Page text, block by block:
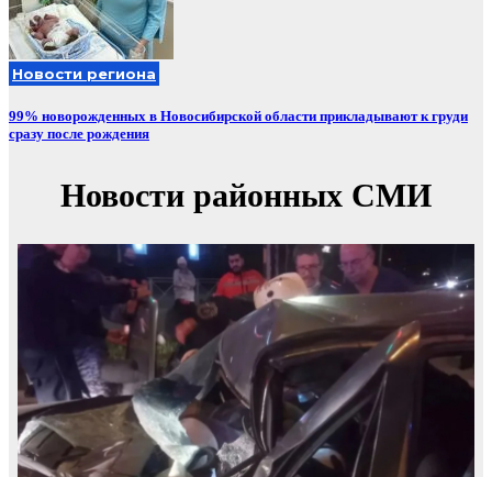
Новости региона
99% новорожденных в Новосибирской области прикладывают к груди
сразу после рождения